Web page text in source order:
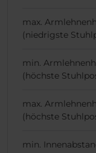
max.
(niedrigste
min.
(höchste
max.
(höchste
min.